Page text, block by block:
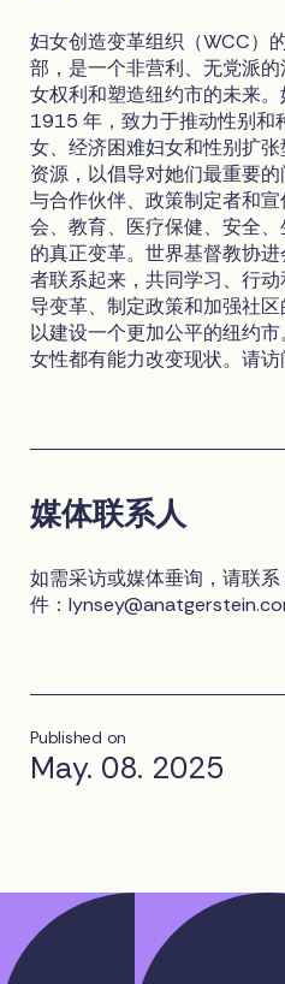
妇女创造变革组织（WCC）
部，是一个非营利、无党派
女权利和塑造纽约市的未来
1915 年，致力于推动性别和
女、经济困难妇女和性别扩
资源，以倡导对她们最重要
与合作伙伴、政策制定者和
会、教育、医疗保健、安全
的真正变革。世界基督教协
者联系起来，共同学习、行
导变革、制定政策和加强社区
以建设一个更加公平的纽约
女性都有能力改变现状。请访
媒体联系人
如需采访或媒体垂询，请联
件：
Published on
May. 08. 2025